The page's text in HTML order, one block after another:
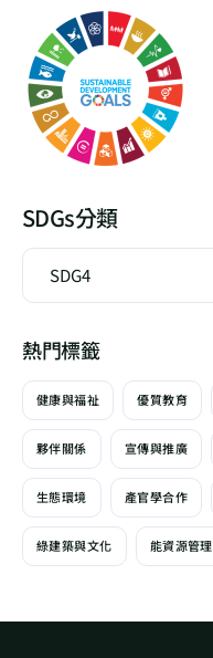
SDGs分類
熱門標籤
健康與福祉 優質教育
夥伴關係 宣傳與推廣
生態環境 產官學合作
綠建築與文化 能資源管理